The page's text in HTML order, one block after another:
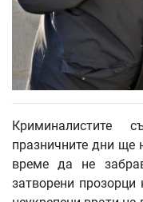
празничните дни ще
време да не
затворени